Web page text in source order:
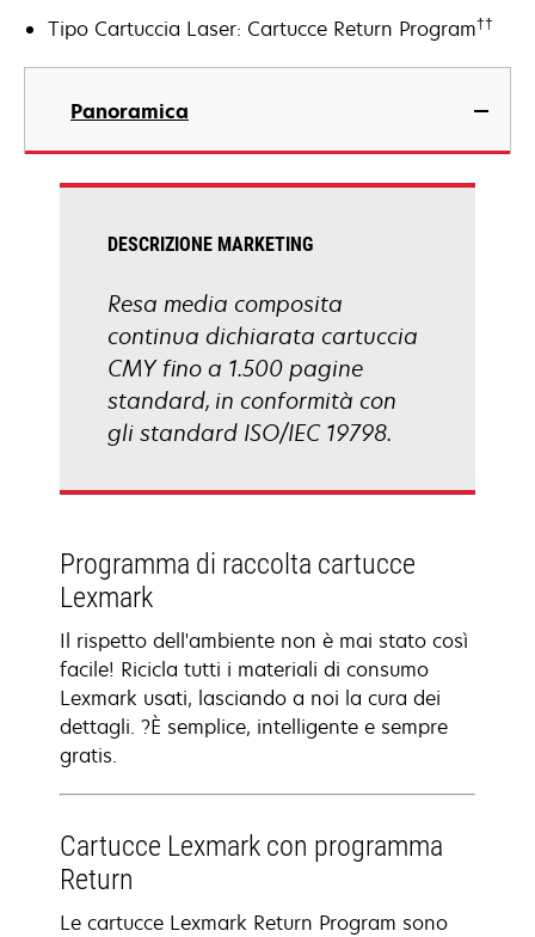
Tipo Cartuccia Laser: Cartucce Return Program††
Panoramica
DESCRIZIONE MARKETING
Resa media composita
continua dichiarata cartuccia
CMY fino a 1.500 pagine
standard, in conformità con
gli standard ISO/IEC 19798.
Programma di raccolta cartucce
Lexmark
Il rispetto dell'ambiente non è mai stato così
facile! Ricicla tutti i materiali di consumo
Lexmark usati, lasciando a noi la cura dei
dettagli. ?È semplice, intelligente e sempre
gratis.
Cartucce Lexmark con programma
Return
Le cartucce Lexmark Return Program sono